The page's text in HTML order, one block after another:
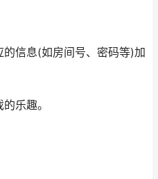
信息(如房间号、密码等)加
乐趣。